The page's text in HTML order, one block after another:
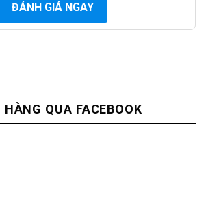
ĐÁNH GIÁ NGAY
QUA FACEBOOK